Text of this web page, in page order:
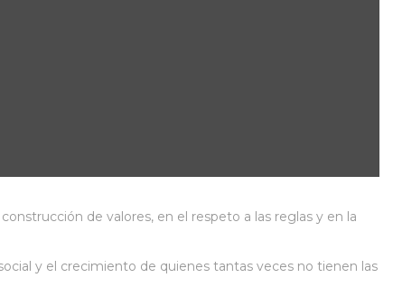
de valores, en el respeto a las reglas y en la
y el crecimiento de quienes tantas veces no tienen las